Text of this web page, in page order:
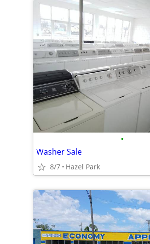
•
Washer Sale
8/7 Hazel Park